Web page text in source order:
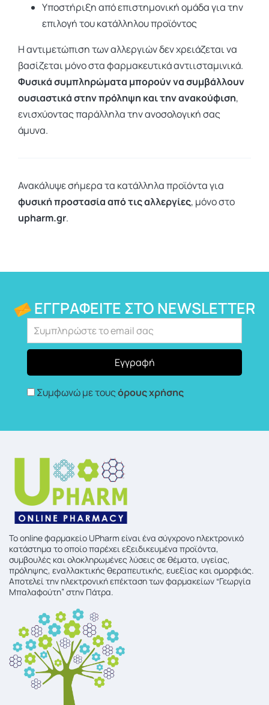
Υποστήριξη από επιστημονική ομάδα για την
επιλογή του κατάλληλου προϊόντος
Η αντιμετώπιση των αλλεργιών δεν χρειάζεται να
βασίζεται μόνο στα φαρμακευτικά αντιισταμινικά.
Φυσικά συμπληρώματα μπορούν να συμβάλλουν
ουσιαστικά στην πρόληψη και την ανακούφιση,
ενισχύοντας παράλληλα την ανοσολογική σας
άμυνα.
Ανακάλυψε σήμερα τα κατάλληλα προϊόντα για
φυσική προστασία από τις αλλεργίες, μόνο στο
upharm.gr.
ΕΓΓΡΑΦΕΊΤΕ ΣΤΟ NEWSLETTER
Συμφωνώ με τουςόρους χρήσης
To online φαρμακείο UPharm είναι ένα σύγχρονο ηλεκτρονικό
κατάστημα το οποίο παρέχει εξειδικευμένα προϊόντα,
συμβουλές και ολοκληρωμένες λύσεις σε θέματα, υγείας,
πρόληψης, εναλλακτικής θεραπευτικής, ευεξίας και ομορφιάς.
Αποτελεί την ηλεκτρονική επέκταση των φαρμακείων “Γεωργία
Μπαλαφούτη” στην Πάτρα.